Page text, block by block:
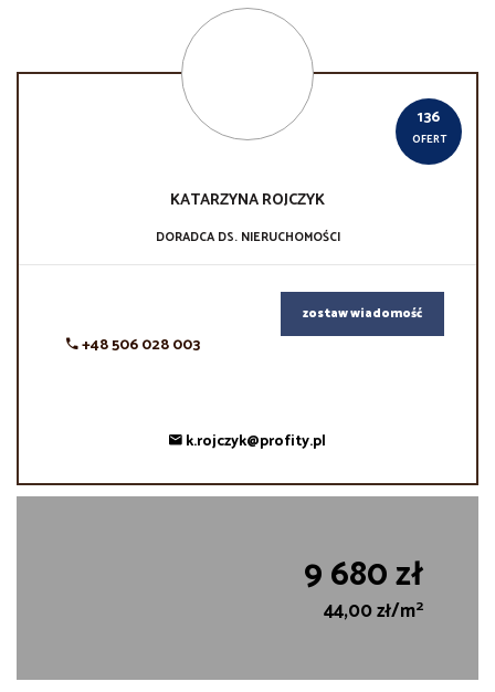
136
OFERT
KATARZYNAROJCZYK
DORADCA DS. NIERUCHOMOŚCI
+48 506 028 003
zostaw wiadomość
k.rojczyk@profity.pl
9 680 zł
44,00 zł/m2